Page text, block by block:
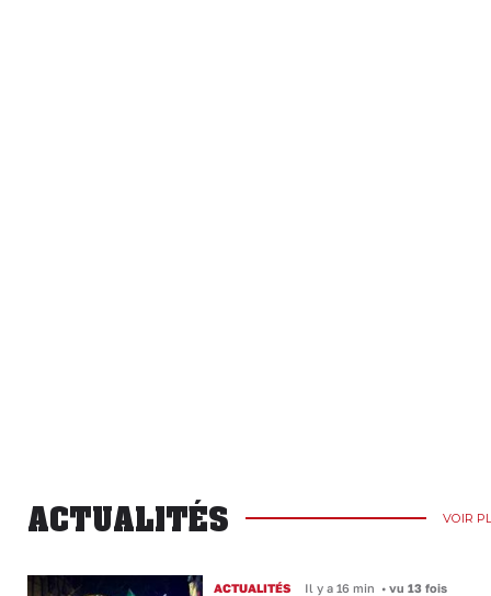
ACTUALITÉS VOIR
ACTUALITÉS Il y a 16 min •vu 13 fois